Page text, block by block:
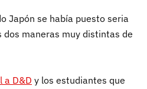
Japón se había puesto seria
dos maneras muy distintas de
a D&D y los estudiantes que